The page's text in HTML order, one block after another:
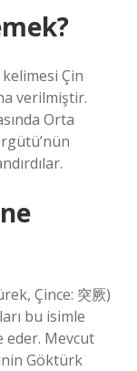
Çin
verilmiştir.
Orta
bu isimle
eder. Mevcut
Göktürk